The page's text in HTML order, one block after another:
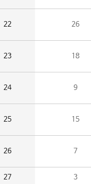
22 26
23 18
24 9
25 15
26 7
27 3